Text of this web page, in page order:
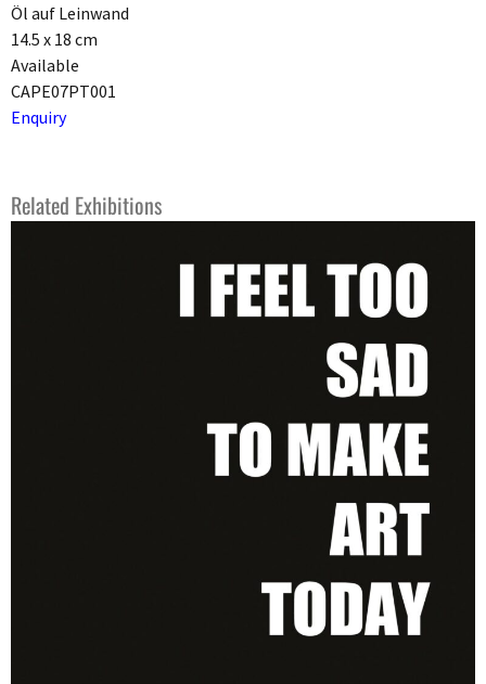
Öl auf Leinwand
14.5 x 18 cm
Available
CAPE07PT001
Enquiry
Related Exhibitions